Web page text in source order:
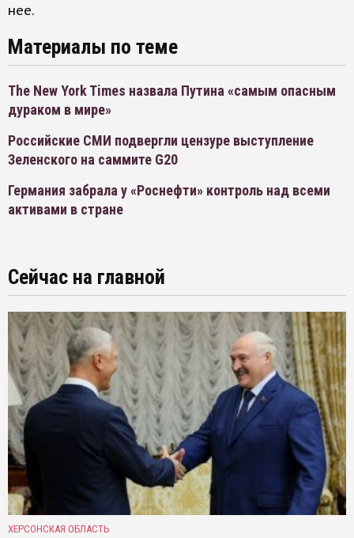
нее.
Материалы по теме
The New York Times назвала Путина «самым опасным
дураком в мире»
Российские СМИ подвергли цензуре выступление
Зеленского на саммите G20
Германия забрала у «Роснефти» контроль над всеми
активами в стране
Сейчас на главной
ХЕРСОНСКАЯ ОБЛАСТЬ